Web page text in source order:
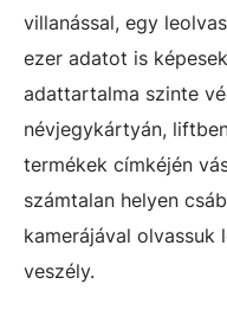
villanással, egy
ezer adatot is
adattartalma szinte
névjegykártyán,
termékek címkéjén
számtalan helyen
kamerájával olvassuk
veszély.